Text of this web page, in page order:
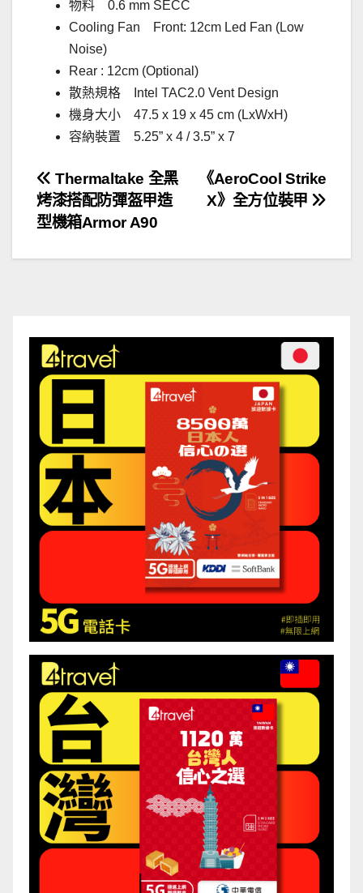
物料 0.6 mm SECC
Cooling Fan Front: 12cm Led Fan (Low
Noise)
Rear : 12cm (Optional)
散熱規格 Intel TAC2.0 Vent Design
機身大小 47.5 x 19 x 45 cm (LxWxH)
容納裝置 5.25” x 4 / 3.5” x 7
文
章
導
《AeroCool Strike
X》全方位裝甲
Thermaltake 全黑
烤漆搭配防彈盔甲造
型機箱Armor A90